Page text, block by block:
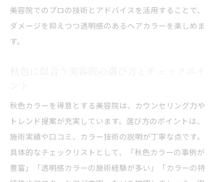
美容院でブリーチ不要の秋色透明感カラー
美容院の薬剤選びで実現する透明感秋色
髪への負担を減らす美容院のカラー施術法
美容院で叶うブリーチ不要秋色の選び方
美容院で叶うダメージレスな秋色透明感
美容院でダメージレスな秋色透明感を叶え
美容院でのプロの技術とアドバイスを活用することで、
ダメージを抑えつつ透明感のあるヘアカラーを楽しめま
す。
秋色カラーを得意とする美容院は、カウンセリング力や
トレンド提案が充実しています。選び方のポイントは、
施術実績や口コミ、カラー技術の説明が丁寧な点です。
具体的なチェックリストとして、「秋色カラーの事例が
豊富」「透明感カラーの施術経験が多い」「カラーの持